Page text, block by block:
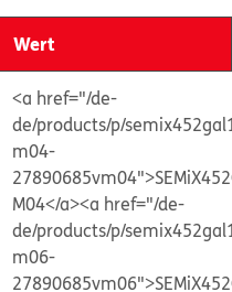
Wert
<a href="/de-
de/products/p/
m04-
M04</a><a href="/de-
de/products/p/
m06-